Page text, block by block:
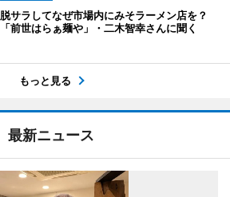
脱サラしてなぜ市場内にみそラーメン店を？
「前世はらぁ麺や」・二木智幸さんに聞く
もっと見る
最新ニュース